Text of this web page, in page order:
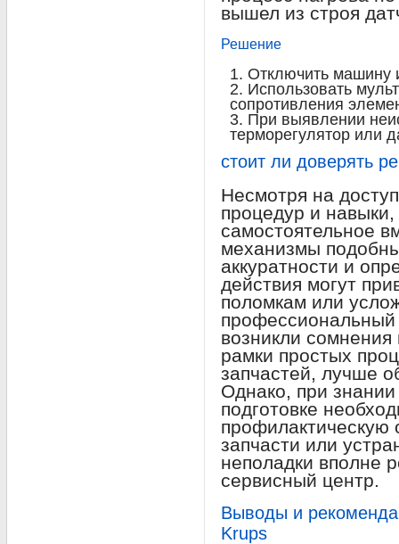
вышел из строя
Решение
Отключить машину
Использовать
сопротивления
При выявлении
терморегулятор или
стоит ли доверять
Несмотря на
процедур и
самостоятельное
механизмы
аккуратности и
действия могут
поломкам или
возникли
рамки простых
запчастей, лучше
Однако, при
подготовке
профилактическую
запчасти или
неполадки вполне
сервисный центр.
Выводы и
Krups